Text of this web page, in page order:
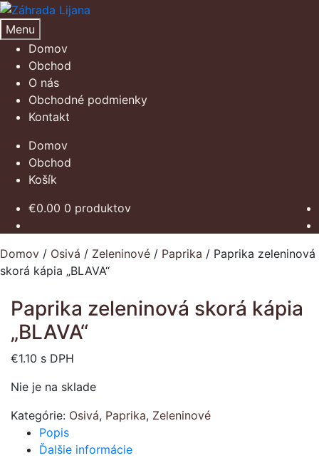
Preskočiť
na
navigáciu
Preskočiť
na
obsah
Menu
Domov
Obchod
O nás
Obchodné podmienky
Kontakt
Domov
Obchod
Košík
€0.00 0 produktov
Domov / Osivá / Zeleninové / Paprika / Paprika zeleninová
skorá kápia „BLAVA“
Paprika zeleninová skorá kápia
„BLAVA“
€1.10 s DPH
Nie je na sklade
Kategórie: Osivá, Paprika, Zeleninové
Popis
Ďalšie informácie